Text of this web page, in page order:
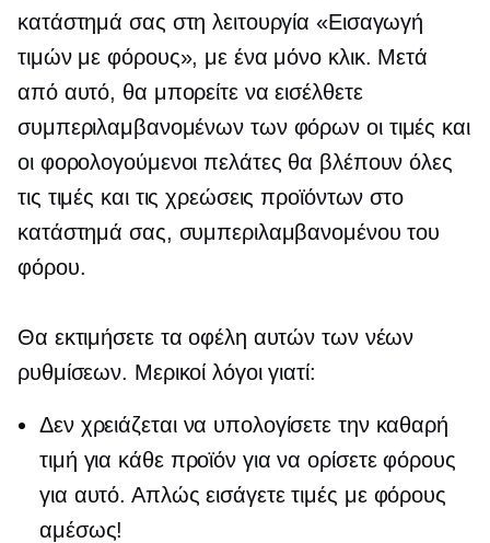
κατάστημά σας στη λειτουργία «Εισαγωγή
τιμών με φόρους», με ένα μόνο κλικ. Μετά
από αυτό, θα μπορείτε να εισέλθετε
συμπεριλαμβανομένων των φόρων οι τιμές και
οι φορολογούμενοι πελάτες θα βλέπουν όλες
τις τιμές και τις χρεώσεις προϊόντων στο
κατάστημά σας, συμπεριλαμβανομένου του
φόρου.
Θα εκτιμήσετε τα οφέλη αυτών των νέων
ρυθμίσεων. Μερικοί λόγοι γιατί:
Δεν χρειάζεται να υπολογίσετε την καθαρή
τιμή για κάθε προϊόν για να ορίσετε φόρους
για αυτό. Απλώς εισάγετε τιμές με φόρους
αμέσως!